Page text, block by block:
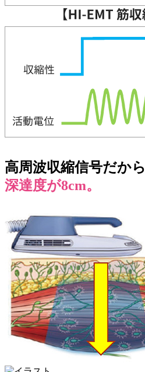
高周波収縮信号だから
深達度が8cm。